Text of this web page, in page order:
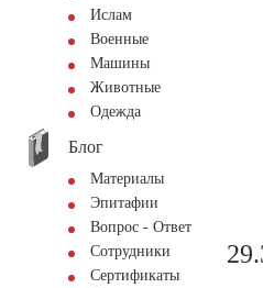
Ислам
Военные
Машины
Животные
Одежда
Блог
Материалы
Эпитафии
Вопрос - Ответ
Сотрудники
Сертификаты